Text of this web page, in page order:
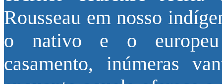
Rousseau em nosso
o nativo e o europeu
casamento, inúmeras